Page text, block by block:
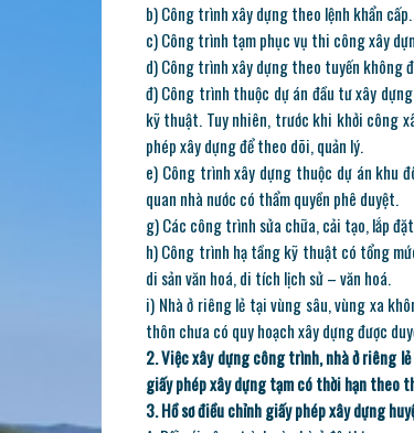
b) Công trình xây dựng theo lệnh khẩn cấp.
c) Công trình tạm phục vụ thi công xây
d) Công trình xây dựng theo tuyến không
đ) Công trình thuộc dự án đầu tư xây
kỹ thuật. Tuy nhiên, trước khi khởi công
phép xây dựng để theo dõi, quản lý.
e) Công trình xây dựng thuộc dự án khu
quan nhà nước có thẩm quyền phê duyệt.
g) Các công trình sửa chữa, cải tạo, lắp
h) Công trình hạ tầng kỹ thuật có tổng
di sản văn hoá, di tích lịch sử – văn hoá.
i) Nhà ở riêng lẻ tại vùng sâu, vùng xa
thôn chưa có quy hoạch xây dựng được
2. Việc xây dựng công trình, nhà ở riêng
giấy phép xây dựng tạm có thời hạn theo
3. Hồ sơđiều chỉnh giấy phép xây dựng